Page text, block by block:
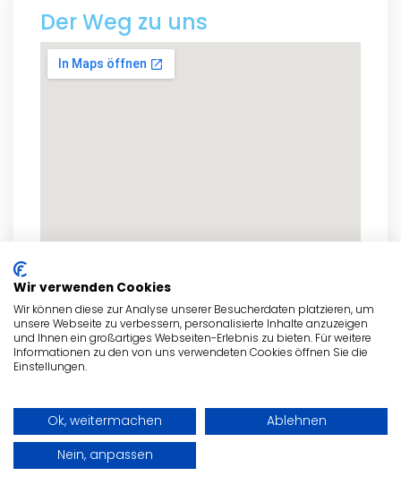
Der Weg zu uns
zum Routenplaner
- Anzeige -
Wir verwenden Cookies
Wir können diese zur Analyse unserer Besucherdaten platzieren, um
unsere Webseite zu verbessern, personalisierte Inhalte anzuzeigen
und Ihnen ein großartiges Webseiten-Erlebnis zu bieten. Für weitere
Informationen zu den von uns verwendeten Cookies öffnen Sie die
Einstellungen.
Ok, weitermachen
Ablehnen
Nein, anpassen